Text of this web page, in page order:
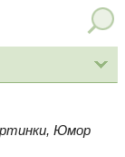
Юмор